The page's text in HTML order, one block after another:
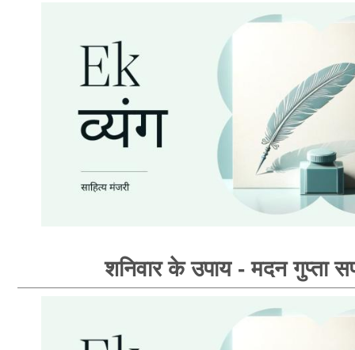
शनिवार के उपाय - मदन गुप्ता